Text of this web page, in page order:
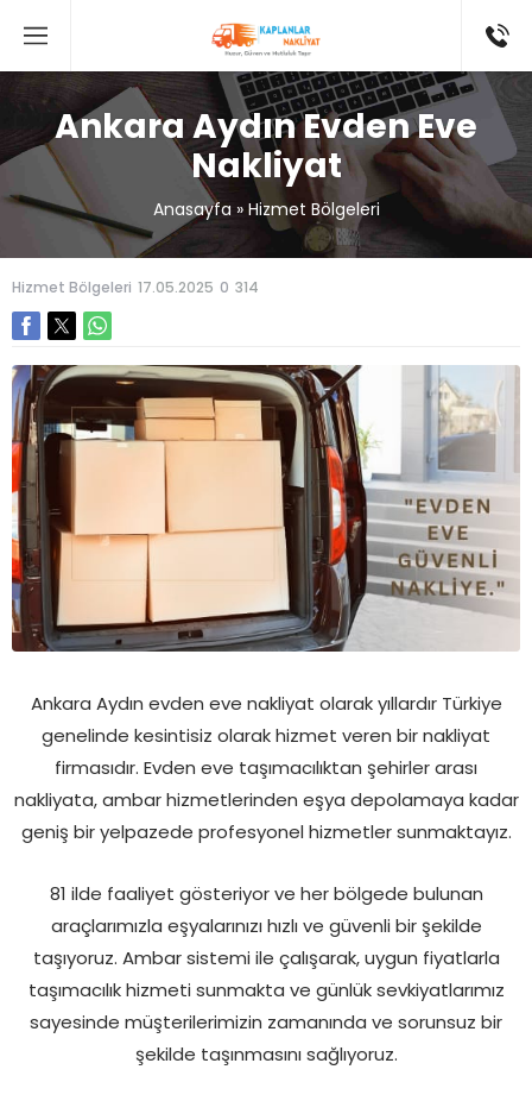
Ankara Aydın Evden Eve
Nakliyat
Anasayfa» Hizmet Bölgeleri
Hizmet Bölgeleri 17.05.2025 0 314
Ankara Aydın evden eve nakliyat olarak yıllardır Türkiye
genelinde kesintisiz olarak hizmet veren bir nakliyat
firmasıdır. Evden eve taşımacılıktan şehirler arası
nakliyata, ambar hizmetlerinden eşya depolamaya kadar
geniş bir yelpazede profesyonel hizmetler sunmaktayız.
81 ilde faaliyet gösteriyor ve her bölgede bulunan
araçlarımızla eşyalarınızı hızlı ve güvenli bir şekilde
taşıyoruz. Ambar sistemi ile çalışarak, uygun fiyatlarla
taşımacılık hizmeti sunmakta ve günlük sevkiyatlarımız
sayesinde müşterilerimizin zamanında ve sorunsuz bir
şekilde taşınmasını sağlıyoruz.